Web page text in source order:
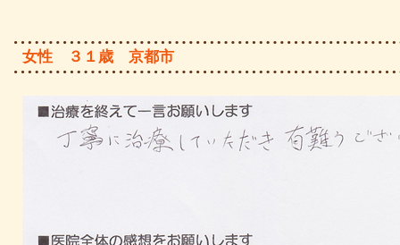
女性 ３１歳 京都市